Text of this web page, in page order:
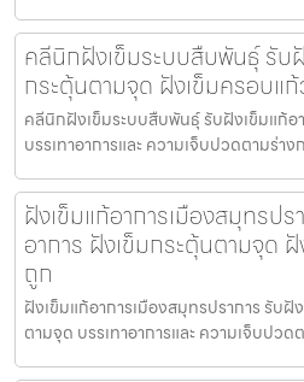
คลีนิกฝังเข็มระบบสืบพันธุ์ รับ
กระตุ้นตามจุด ฝังเข็มครอบแ
คลีนิกฝังเข็มระบบสืบพันธุ์ รับฝังเข็มแก้อ
บรรเทาอาการและ ความเจ็บปวดตามร่า
ฝังเข็มแก้อาการเมืองสมุทรป
อาการ ฝังเข็มกระตุ้นตามจุด
ถูก
ฝังเข็มแก้อาการเมืองสมุทรปราการ รับฝั
ตามจุด บรรเทาอาการและ ความเจ็บปว